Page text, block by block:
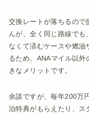
交換レートが落ちるので
んが、全く同じ路線で
なくて済むケースや燃油
るため、ANAマイル以
きなメリットです。
余談ですが、毎年200万
泊特典がもらえたり、ス